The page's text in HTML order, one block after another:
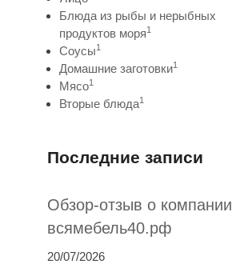
Блюда из рыбы и нерыбных
продуктов моря1
Соусы1
Домашние заготовки1
Мясо1
Вторые блюда1
Последние записи
Обзор-отзыв о компании
всямебель40.рф
20/07/2026